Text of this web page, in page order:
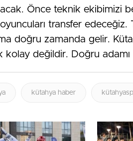
Önce teknik ekibimizi
transfer edeceğiz.
doğru zamanda gelir.
kolay değildir. Doğru
kütahya haber